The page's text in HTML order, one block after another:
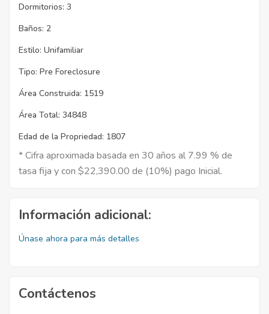
Dormitorios: 3
Baños: 2
Estilo: Unifamiliar
Tipo: Pre Foreclosure
Área Construida: 1519
Área Total: 34848
Edad de la Propriedad: 1807
* Cifra aproximada basada en 30 años al 7.99 % de
tasa fija y con $22,390.00 de (10%) pago Inicial.
Información adicional:
Únase ahora para más detalles
Contáctenos